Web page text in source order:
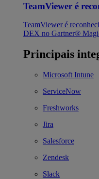
TeamViewer é
TeamViewer é
DEX no Gartner®
Principais
Microsoft Intune
ServiceNow
Freshworks
Jira
Salesforce
Zendesk
Slack